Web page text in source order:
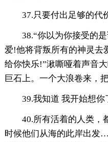
37.只要付出足够的代
38.“你以为你接受的
爱!他将背叛所有的神灵去
给你快乐!”湫嘶哑着声音
巨石上。一个大浪卷来，
39.我知道 我开始想
40.所有活着的人类，
时候他们从海的此岸出发